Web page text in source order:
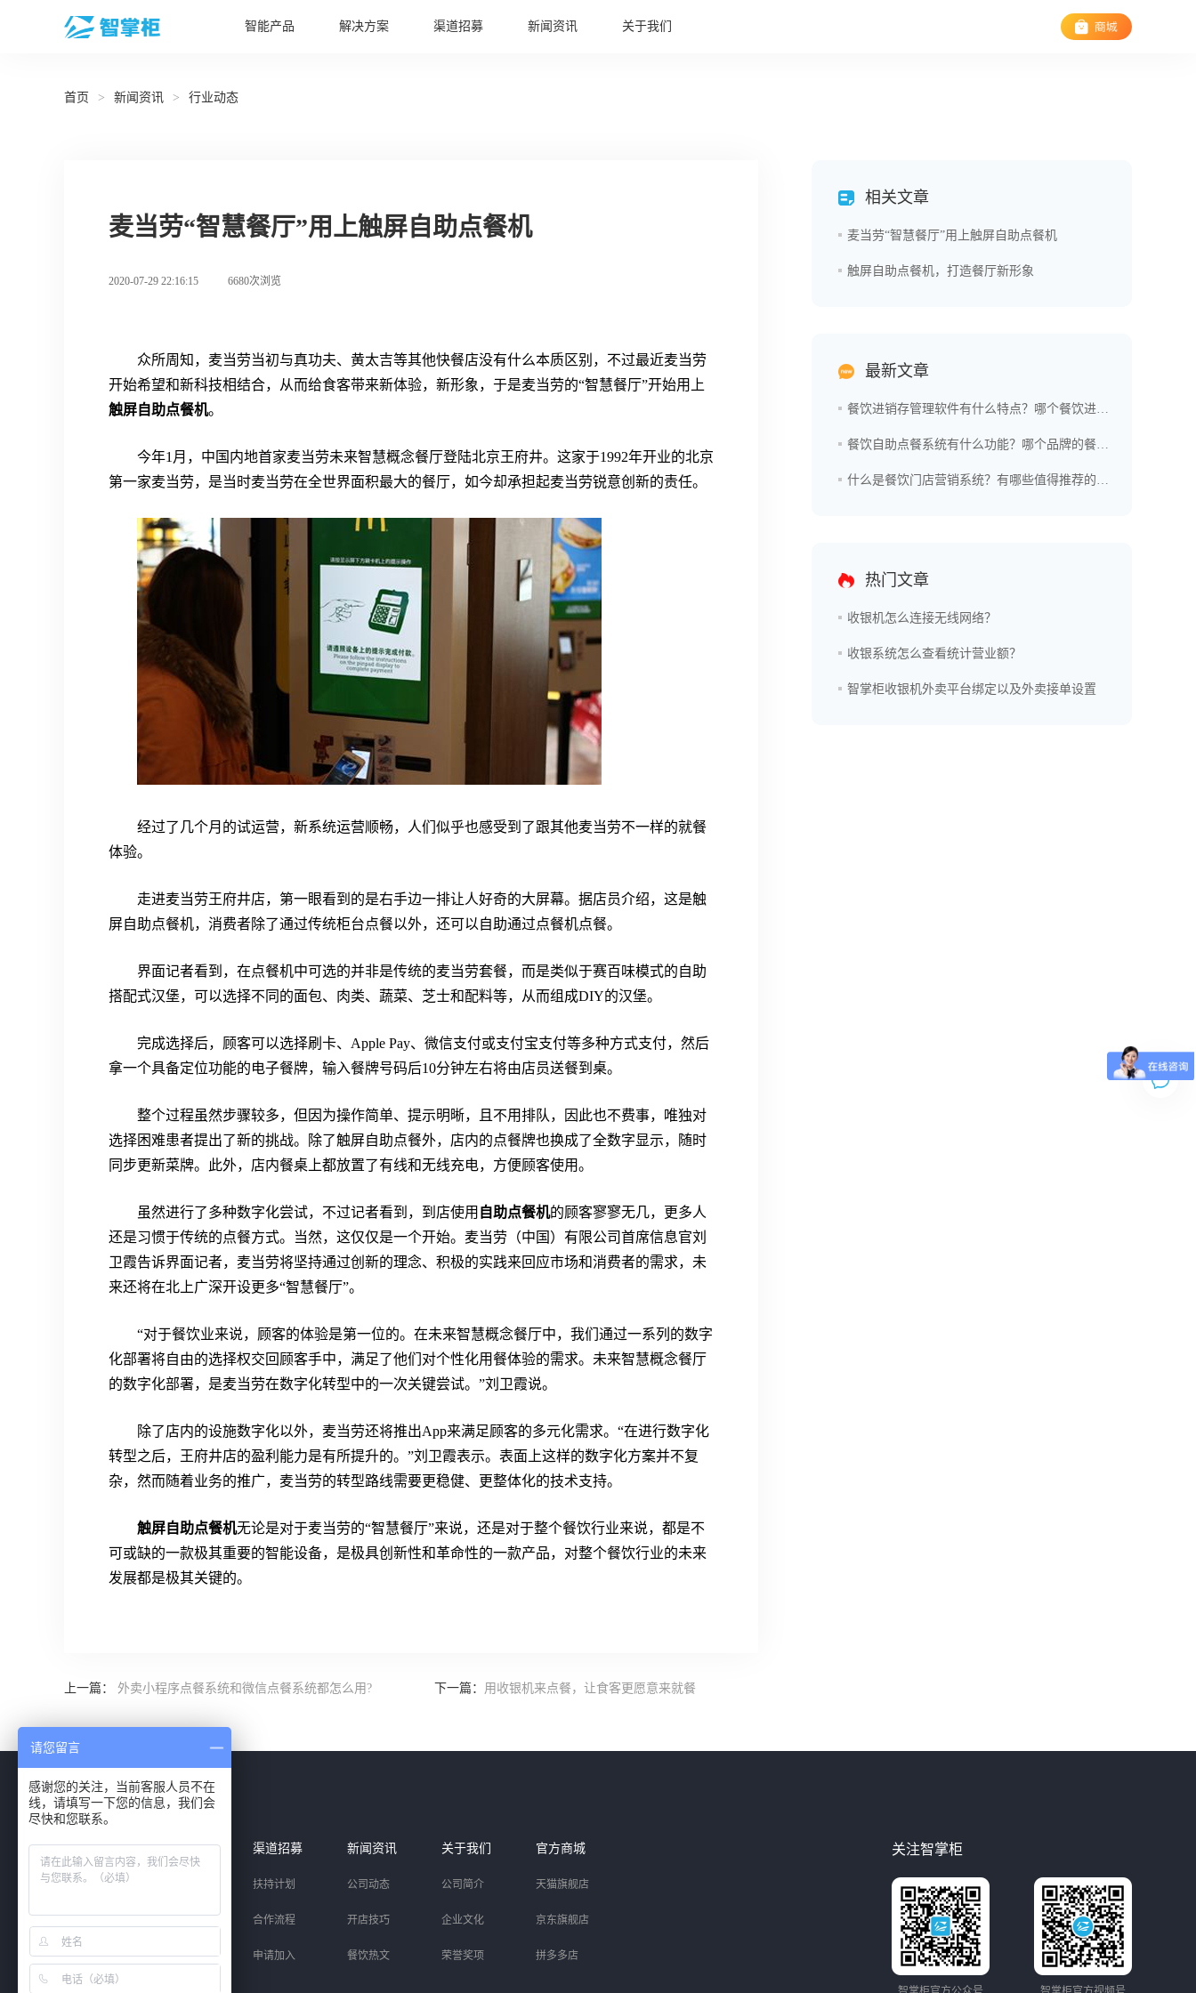
智能产品 解决方案 渠道招募 新闻资讯 关于我们
首页 > 新闻资讯 > 行业动态
麦当劳“智慧餐厅”用上触屏自助点餐机
2020-07-29 22:16:15 6680次浏览
众所周知，麦当劳当初与真功夫、黄太吉等其他快餐店没有什么本质区别，不过最近麦当劳
开始希望和新科技相结合，从而给食客带来新体验，新形象，于是麦当劳的“智慧餐厅”开始用上
触屏自助点餐机。
今年1月，中国内地首家麦当劳未来智慧概念餐厅登陆北京王府井。这家于1992年开业的北京
第一家麦当劳，是当时麦当劳在全世界面积最大的餐厅，如今却承担起麦当劳锐意创新的责任。
经过了几个月的试运营，新系统运营顺畅，人们似乎也感受到了跟其他麦当劳不一样的就餐
体验。
走进麦当劳王府井店，第一眼看到的是右手边一排让人好奇的大屏幕。据店员介绍，这是触
屏自助点餐机，消费者除了通过传统柜台点餐以外，还可以自助通过点餐机点餐。
界面记者看到，在点餐机中可选的并非是传统的麦当劳套餐，而是类似于赛百味模式的自助
搭配式汉堡，可以选择不同的面包、肉类、蔬菜、芝士和配料等，从而组成DIY的汉堡。
完成选择后，顾客可以选择刷卡、Apple Pay、微信支付或支付宝支付等多种方式支付，然后
拿一个具备定位功能的电子餐牌，输入餐牌号码后10分钟左右将由店员送餐到桌。
整个过程虽然步骤较多，但因为操作简单、提示明晰，且不用排队，因此也不费事，唯独对
选择困难患者提出了新的挑战。除了触屏自助点餐外，店内的点餐牌也换成了全数字显示，随时
同步更新菜牌。此外，店内餐桌上都放置了有线和无线充电，方便顾客使用。
虽然进行了多种数字化尝试，不过记者看到，到店使用 自助点餐机的顾客寥寥无几，更多人
还是习惯于传统的点餐方式。当然，这仅仅是一个开始。麦当劳（中国）有限公司首席信息官刘
卫霞告诉界面记者，麦当劳将坚持通过创新的理念、积极的实践来回应市场和消费者的需求，未
来还将在北上广深开设更多“智慧餐厅”。
“对于餐饮业来说，顾客的体验是第一位的。在未来智慧概念餐厅中，我们通过一系列的数字
化部署将自由的选择权交回顾客手中，满足了他们对个性化用餐体验的需求。未来智慧概念餐厅
的数字化部署，是麦当劳在数字化转型中的一次关键尝试。”刘卫霞说。
除了店内的设施数字化以外，麦当劳还将推出App来满足顾客的多元化需求。“在进行数字化
转型之后，王府井店的盈利能力是有所提升的。”刘卫霞表示。表面上这样的数字化方案并不复
杂，然而随着业务的推广，麦当劳的转型路线需要更稳健、更整体化的技术支持。
触屏自助点餐机无论是对于麦当劳的“智慧餐厅”来说，还是对于整个餐饮行业来说，都是不
可或缺的一款极其重要的智能设备，是极具创新性和革命性的一款产品，对整个餐饮行业的未来
发展都是极其关键的。
相关文章
麦当劳“智慧餐厅”用上触屏自助点餐机
触屏自助点餐机，打造餐厅新形象
最新文章
餐饮进销存管理软件有什么特点？哪个餐饮进销存管理软件好用？
餐饮自助点餐系统有什么功能？哪个品牌的餐饮自助点餐系统更好？
什么是餐饮门店营销系统？有哪些值得推荐的品牌？
热门文章
收银机怎么连接无线网络？
收银系统怎么查看统计营业额？
智掌柜收银机外卖平台绑定以及外卖接单设置
上一篇： 外卖小程序点餐系统和微信点餐系统都怎么用? 下一篇： 用收银机来点餐，让食客更愿意来就餐
智能产品
收银系统
聚合支付
解决方案
小微商铺
渠道招募
扶持计划
合作流程
申请加入
新闻资讯
公司动态
开店技巧
餐饮热文
关于我们
公司简介
企业文化
荣誉奖项
官方商城
天猫旗舰店
京东旗舰店
拼多多店
关注智掌柜
请您留言
感谢您的关注，当前客服人员不在
线，请填写一下您的信息，我们会
尽快和您联系。